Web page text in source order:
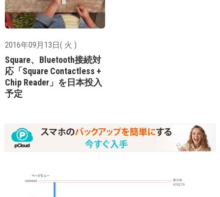
2016年09月13日( 火 )
Square、Bluetooth接続対
応「Square Contactless +
Chip Reader」を日本投入
予定